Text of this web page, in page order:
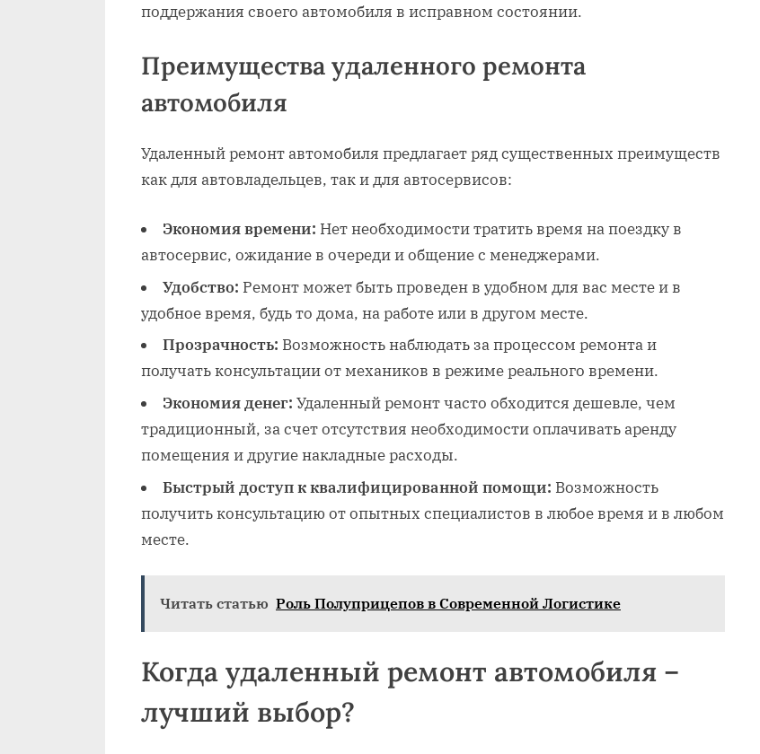
поддержания своего автомобиля в исправном состоянии.
Преимущества удаленного ремонта
автомобиля
Удаленный ремонт автомобиля предлагает ряд существенных преимуществ
как для автовладельцев‚ так и для автосервисов:
Экономия времени: Нет необходимости тратить время на поездку в
автосервис‚ ожидание в очереди и общение с менеджерами.
Удобство: Ремонт может быть проведен в удобном для вас месте и в
удобное время‚ будь то дома‚ на работе или в другом месте.
Прозрачность: Возможность наблюдать за процессом ремонта и
получать консультации от механиков в режиме реального времени.
Экономия денег: Удаленный ремонт часто обходится дешевле‚ чем
традиционный‚ за счет отсутствия необходимости оплачивать аренду
помещения и другие накладные расходы.
Быстрый доступ к квалифицированной помощи: Возможность
получить консультацию от опытных специалистов в любое время и в любом
месте.
Читать статью Роль Полуприцепов в Современной Логистике
Когда удаленный ремонт автомобиля –
лучший выбор?